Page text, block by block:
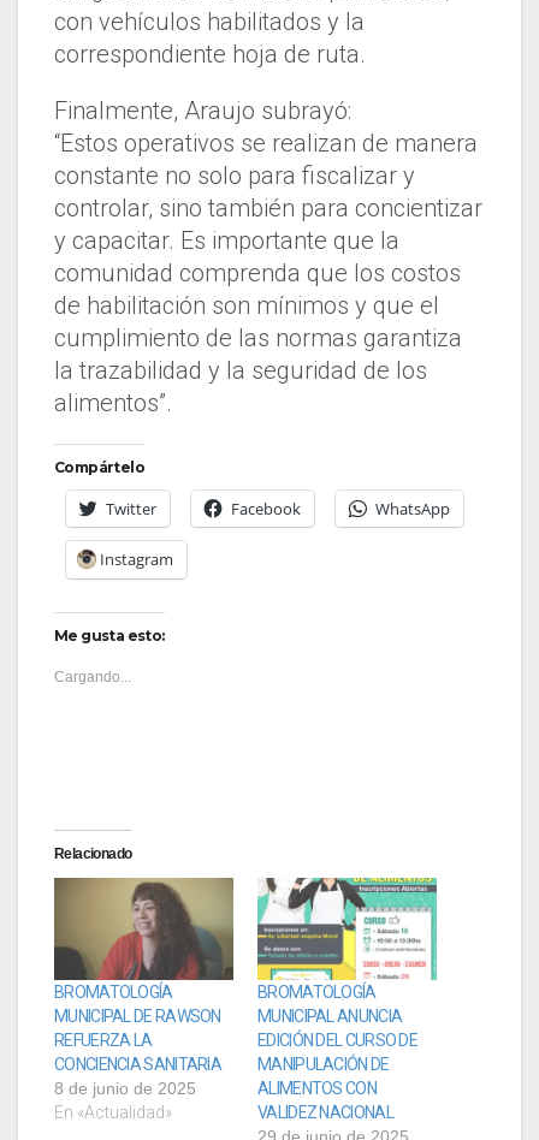
con vehículos habilitados y la
correspondiente hoja de ruta.
Finalmente, Araujo subrayó:
“Estos operativos se realizan de manera
constante no solo para fiscalizar y
controlar, sino también para concientizar
y capacitar. Es importante que la
comunidad comprenda que los costos
de habilitación son mínimos y que el
cumplimiento de las normas garantiza
la trazabilidad y la seguridad de los
alimentos”.
Compártelo
Twitter Facebook WhatsApp
Instagram
Me gusta esto:
Cargando...
Relacionado
BROMATOLOGÍA
MUNICIPAL DE RAWSON
REFUERZA LA
CONCIENCIA SANITARIA
8 de junio de 2025
En «Actualidad»
BROMATOLOGÍA
MUNICIPAL ANUNCIA
EDICIÓN DEL CURSO DE
MANIPULACIÓN DE
ALIMENTOS CON
VALIDEZ NACIONAL